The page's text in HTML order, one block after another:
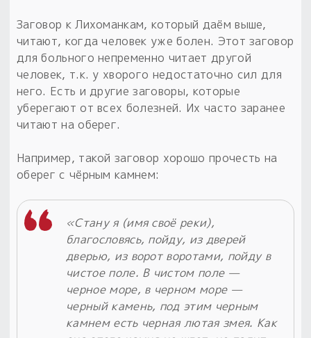
Заговор к Лихоманкам, который даём выше,
читают, когда человек уже болен. Этот заговор
для больного непременно читает другой
человек, т.к. у хворого недостаточно сил для
него. Есть и другие заговоры, которые
уберегают от всех болезней. Их часто заранее
читают на оберег.
Например, такой заговор хорошо прочесть на
оберег с чёрным камнем:
«Стану я (имя своё реки),
благословясь, пойду, из дверей
дверью, из ворот воротами, пойду в
чистое поле. В чистом поле —
черное море, в черном море —
черный камень, под этим черным
камнем есть черная лютая змея. Как